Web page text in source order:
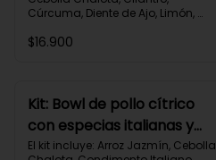
Cúrcuma, Diente de Ajo, Limón,
160g/p), Tomate, Receta Impresa.
$16.900
Kit: Bowl de pollo cítrico
con especias italianas y
vegetales asados-135
El kit incluye: Arroz Jazmín, Cebolla